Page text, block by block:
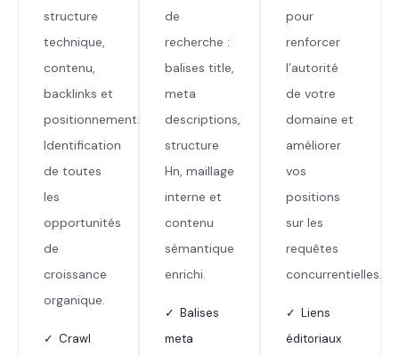
structure
technique,
contenu,
backlinks et
positionnement.
Identification
de toutes
les
opportunités
de
croissance
organique.
✓ Crawl
de
recherche :
balises title,
meta
descriptions,
structure
Hn, maillage
interne et
contenu
sémantique
enrichi.
✓ Balises
meta
pour
renforcer
l’autorité
de votre
domaine et
améliorer
vos
positions
sur les
requêtes
concurrentielles.
✓ Liens
éditoriaux